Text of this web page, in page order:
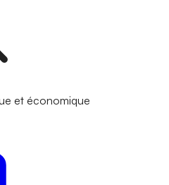
et économique